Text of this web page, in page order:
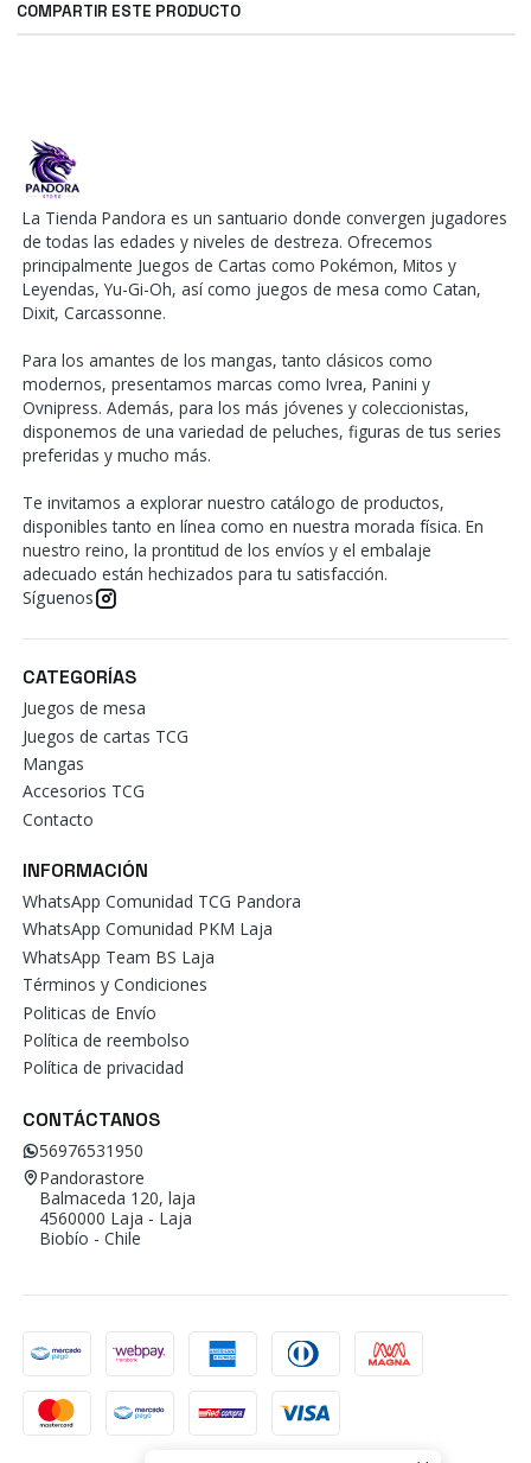
COMPARTIR ESTE PRODUCTO
La Tienda Pandora es un santuario donde convergen jugadores
de todas las edades y niveles de destreza. Ofrecemos
principalmente Juegos de Cartas como Pokémon, Mitos y
Leyendas, Yu-Gi-Oh, así como juegos de mesa como Catan,
Dixit, Carcassonne.
Para los amantes de los mangas, tanto clásicos como
modernos, presentamos marcas como Ivrea, Panini y
Ovnipress. Además, para los más jóvenes y coleccionistas,
disponemos de una variedad de peluches, figuras de tus series
preferidas y mucho más.
Te invitamos a explorar nuestro catálogo de productos,
disponibles tanto en línea como en nuestra morada física. En
nuestro reino, la prontitud de los envíos y el embalaje
adecuado están hechizados para tu satisfacción.
Síguenos
CATEGORÍAS
Juegos de mesa
Juegos de cartas TCG
Mangas
Accesorios TCG
Contacto
INFORMACIÓN
WhatsApp Comunidad TCG Pandora
WhatsApp Comunidad PKM Laja
WhatsApp Team BS Laja
Términos y Condiciones
Politicas de Envío
Política de reembolso
Política de privacidad
CONTÁCTANOS
56976531950
Pandorastore
Balmaceda 120, laja
4560000 Laja - Laja
Biobío - Chile